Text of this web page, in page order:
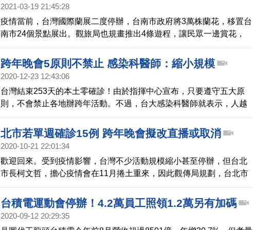
2021-03-19 21:45:28
疫情當前，台灣國際蘭展二度停辦，台南市政府將3萬株蘭花，移置台
南市24個景點展出。觀旅局也規畫推出4條遊程，讓民眾一邊賞花，
一邊暢遊台南。
跨年晚會5原則不禁止 感染科醫師：縮小規模
2020-12-23 12:43:06
台灣結束253天的本土零確診！由於指揮中心宣布，只要遵守五大原
則，不會禁止各地辦跨年活動。不過，台大感染科醫師就表示，人越
多風險越大，呼籲各地將活動規模縮小。對於案771本土個案，發病
後在社區活動長達1周，醫師也表示，確實應該擔心。
北市若單週確診15例 跨年晚會擬改直播或取消
2020-10-21 22:01:34
歡迎回來。受到疫情影響，台灣不少活動規模縮小甚至停辦，但台北
市長柯文哲，擔心疫情會在11月捲土重來，因此觀傳局規劃，台北市
若單週確診達15例，跨年晚會就要改線上直播的方式進行、甚至停
辦。但新北聖誕晚會不跟進，辦不辦將根據中央的專業決定。
台積電運動會停辦！4.2萬員工照領1.2萬另有加碼
2020-09-12 20:29:35